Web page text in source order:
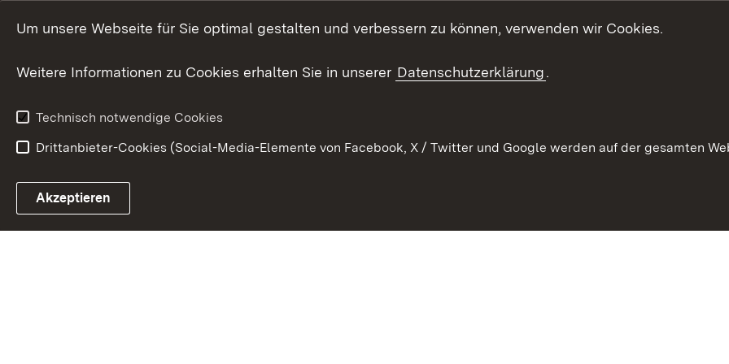
Bürgerreferent
Karriere
Behinderungen
Bürgerengagement
Link zum Landesportal
Um unsere Webseite für Sie optimal gestalten und verbessern zu können, verwenden wir Cookies.
Weitere Informationen zu Cookies erhalten Sie in unserer Datenschutzerklärung.
Technisch notwendige Cookies
Drittanbieter-Cookies (Social-Media-Elemente von Facebook, X / Twitter und Google werden auf der gesamten
Akzeptieren